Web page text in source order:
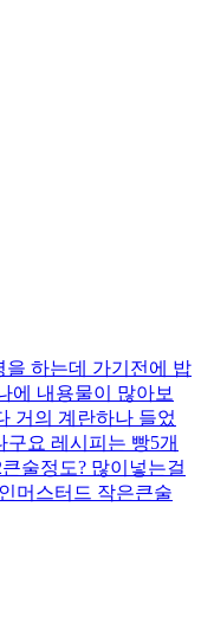
을 하는데 가기전에 밥
에 내용물이 많아보
거의 계란하나 들었
요 레시피는 빵5개
술정도? 많이넣는걸
머스터드 작은큰술